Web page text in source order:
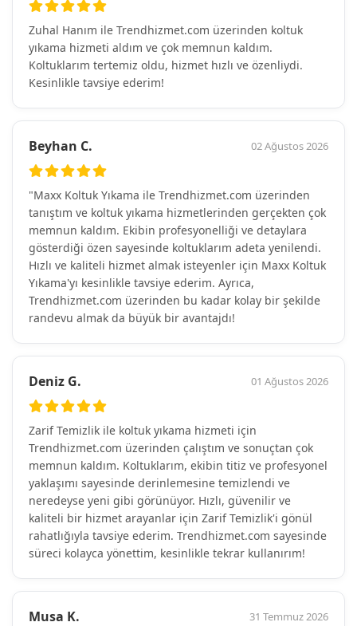
Zuhal Hanım ile Trendhizmet.com üzerinden koltuk
yıkama hizmeti aldım ve çok memnun kaldım.
Koltuklarım tertemiz oldu, hizmet hızlı ve özenliydi.
Kesinlikle tavsiye ederim!
Beyhan C. 02 Ağustos 2026
"Maxx Koltuk Yıkama ile Trendhizmet.com üzerinden
tanıştım ve koltuk yıkama hizmetlerinden gerçekten çok
memnun kaldım. Ekibin profesyonelliği ve detaylara
gösterdiği özen sayesinde koltuklarım adeta yenilendi.
Hızlı ve kaliteli hizmet almak isteyenler için Maxx Koltuk
Yıkama'yı kesinlikle tavsiye ederim. Ayrıca,
Trendhizmet.com üzerinden bu kadar kolay bir şekilde
randevu almak da büyük bir avantajdı!
Deniz G. 01 Ağustos 2026
Zarif Temizlik ile koltuk yıkama hizmeti için
Trendhizmet.com üzerinden çalıştım ve sonuçtan çok
memnun kaldım. Koltuklarım, ekibin titiz ve profesyonel
yaklaşımı sayesinde derinlemesine temizlendi ve
neredeyse yeni gibi görünüyor. Hızlı, güvenilir ve
kaliteli bir hizmet arayanlar için Zarif Temizlik'i gönül
rahatlığıyla tavsiye ederim. Trendhizmet.com sayesinde
süreci kolayca yönettim, kesinlikle tekrar kullanırım!
Musa K. 31 Temmuz 2026